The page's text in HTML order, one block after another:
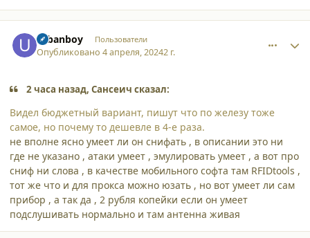
urbanboy Пользователи
Опубликовано4 апреля, 20242 г.
2 часа назад, Сансеич сказал:
Видел бюджетный вариант, пишут что по железу тоже
самое, но почему то дешевле в 4-е раза.
не вполне ясно умеет ли он снифать , в описании это ни
где не указано , атаки умеет , эмулировать умеет , а вот про
сниф ни слова , в качестве мобильного софта там RFIDtools ,
тот же что и для прокса можно юзать , но вот умеет ли сам
прибор , а так да , 2 рубля копейки если он умеет
подслушивать нормально и там антенна живая